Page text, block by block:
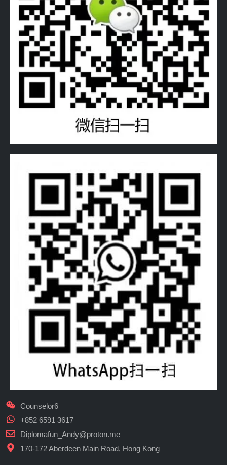
Counselor6
+852 6591 3617
Diplomafun_Andy@proton.me
170-172 Aberdeen Main Road, Hong Kong